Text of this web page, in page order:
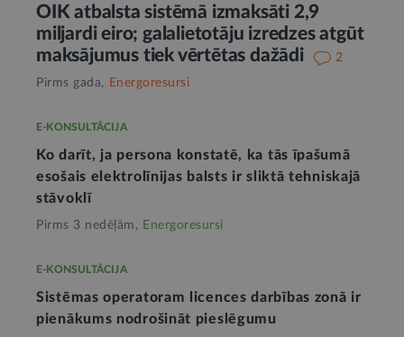
OIK atbalsta sistēmā izmaksāti 2,9
miljardi eiro; galalietotāju izredzes atgūt
maksājumus tiek vērtētas dažādi
2
Pirms gada, Energoresursi
E-KONSULTĀCIJA
Ko darīt, ja persona konstatē, ka tās īpašumā
esošais elektrolīnijas balsts ir sliktā tehniskajā
stāvoklī
Pirms 3 nedēļām, Energoresursi
E-KONSULTĀCIJA
Sistēmas operatoram licences darbības zonā ir
pienākums nodrošināt pieslēgumu